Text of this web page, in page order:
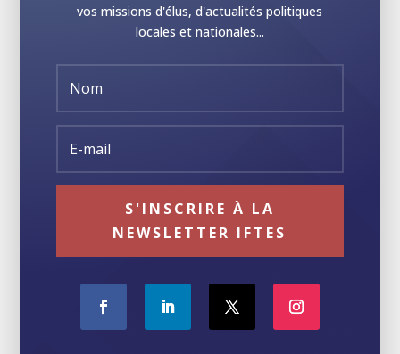
vos missions d'élus, d'actualités politiques
locales et nationales...
S'INSCRIRE À LA
NEWSLETTER IFTES